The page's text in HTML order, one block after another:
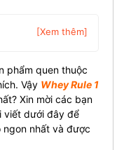
[Xem thêm]
phẩm quen thuộc
Vậy Whey Rule 1
Xin mời các bạn
viết dưới đây để
ngon nhất và được